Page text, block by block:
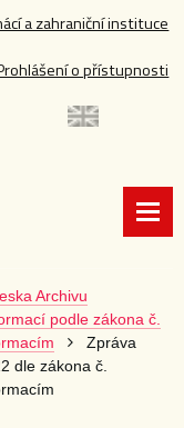
a zahraniční instituce
o přístupnosti
Archivu
podle zákona č.
Zpráva
dle zákona č.